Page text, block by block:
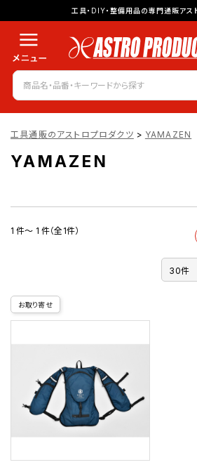
工具・DIY・整備用品の専門通販アス
工具通販のアストロプロダクツ > YAMAZEN
YAMAZEN
1 件～ 1 件（全1件）
お取り寄せ